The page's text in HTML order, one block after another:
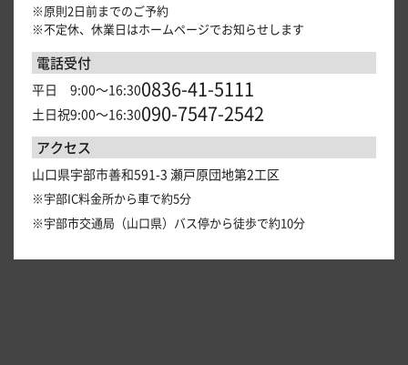
※原則2日前までのご予約
※不定休、休業日はホームページでお知らせします
電話受付
平日 9:00～16:300836-41-5111
土日祝9:00～16:30090-7547-2542
アクセス
山口県宇部市善和591-3 瀬戸原団地第2工区
※宇部IC料金所から車で約5分
※宇部市交通局（山口県）バス停から徒歩で約10分